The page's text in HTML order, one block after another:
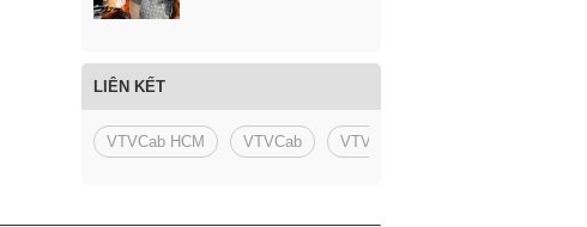
LIÊN KẾT
VTVCab HCM VTVCab VTVCab Khánh Hòa